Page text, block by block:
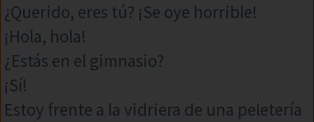
¿Querido, eres tú? ¡Se oye horrible!
¡Hola, hola!
¿Estás en el gimnasio?
¡Sí!
Estoy frente a la vidriera de una peletería